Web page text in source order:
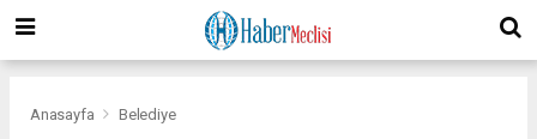
Anasayfa Belediye